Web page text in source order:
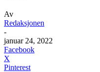
Av
Redaksjonen
-
januar 24, 2022
Facebook
X
Pinterest